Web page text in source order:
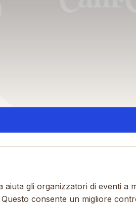
gli organizzatori di eventi a
consente un migliore